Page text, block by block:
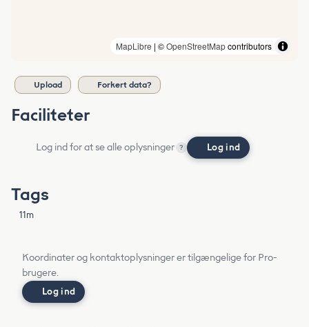
MapLibre | ©OpenStreetMapcontributors
Upload Forkert data?
Faciliteter
Log ind for at se alle oplysninger ? Log ind
Tags
11m
Koordinater og kontaktoplysninger er tilgængelige for Pro-
brugere.
Log ind